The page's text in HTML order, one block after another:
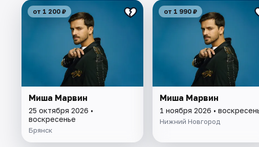
от 1 200 ₽
Миша Марвин
25 октября 2026 •
воскресенье
Брянск
от 1 990 ₽
Миша Марвин
1 ноября 2026 •
Нижний Новгород